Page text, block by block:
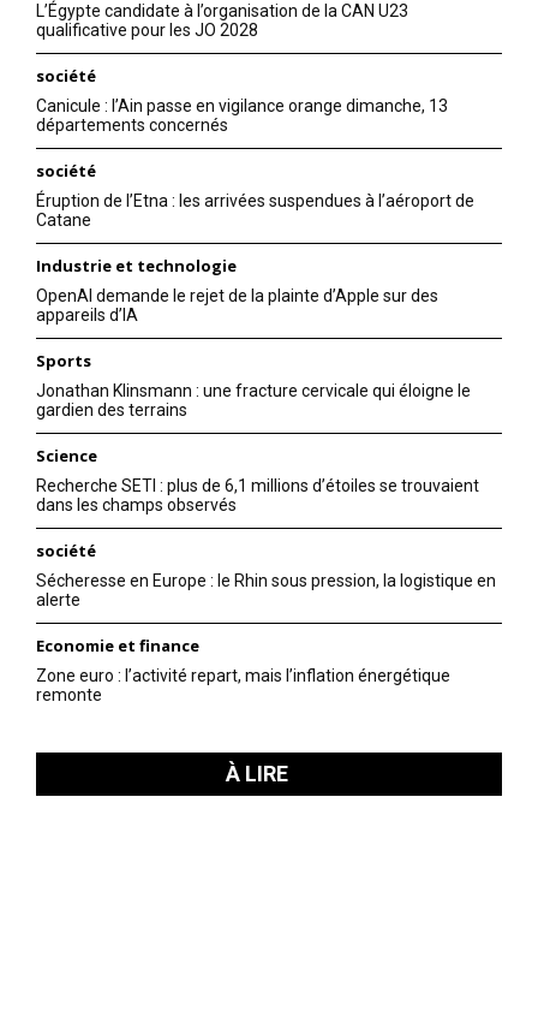
L’Égypte candidate à l’organisation de la CAN U23
qualificative pour les JO 2028
société
Canicule : l’Ain passe en vigilance orange dimanche, 13
départements concernés
société
Éruption de l’Etna : les arrivées suspendues à l’aéroport de
Catane
Industrie et technologie
OpenAI demande le rejet de la plainte d’Apple sur des
appareils d’IA
Sports
Jonathan Klinsmann : une fracture cervicale qui éloigne le
gardien des terrains
Science
Recherche SETI : plus de 6,1 millions d’étoiles se trouvaient
dans les champs observés
société
Sécheresse en Europe : le Rhin sous pression, la logistique en
alerte
Economie et finance
Zone euro : l’activité repart, mais l’inflation énergétique
remonte
À LIRE